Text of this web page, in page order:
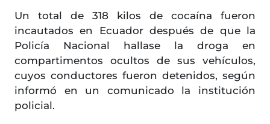
Un total de 318 kilos de cocaína fueron
incautados en Ecuador después de que la
Policía Nacional hallase la droga en
compartimentos ocultos de sus vehículos,
cuyos conductores fueron detenidos, según
informó en un comunicado la institución
policial.